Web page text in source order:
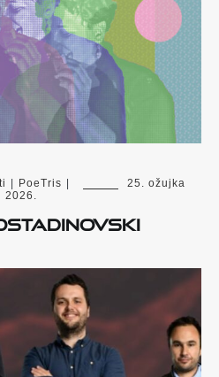
PoeTris
25. ožujka
2026.